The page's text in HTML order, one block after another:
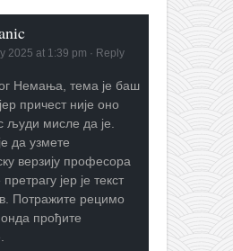
2025 at 1:39 pm · Reply
Немања, тема је баш
причест није оно
људи мисле да је.
да узмете
верзију професора
јер је текст
Потражите рецимо
прођите